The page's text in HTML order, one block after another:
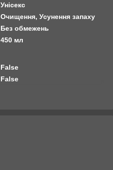
Унісекс
Очищення, Усунення запаху
Без обмежень
450 мл
False
False